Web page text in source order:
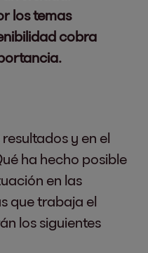
los temas
cobra
y en el
ha hecho posible
en las
que trabaja el
los siguientes